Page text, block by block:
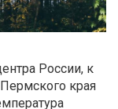
России, к
края